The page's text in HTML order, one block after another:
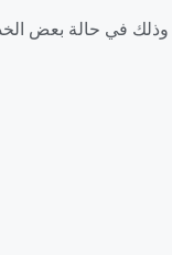
في حالة بعض